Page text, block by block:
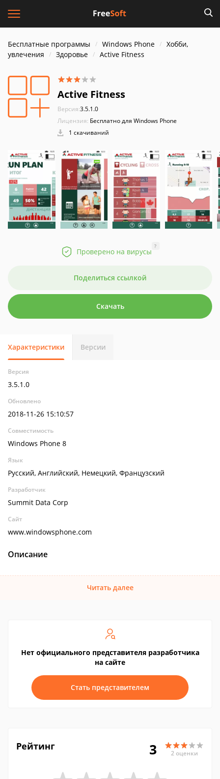
Бесплатные программы Windows Phone
Хобби,
увлечения
Здоровье Active Fitness
Active Fitness
Версия:3.5.1.0
Лицензия: Бесплатно для Windows Phone
1 скачиваний
Проверено на вирусы
?
Поделиться ссылкой
Скачать
Характеристики Версии
Версия
3.5.1.0
Обновлено
2018-11-26 15:10:57
Совместимость
Windows Phone 8
Язык
Русский, Английский, Немецкий, Французский
Разработчик
Summit Data Corp
Сайт
www.windowsphone.com
Описание
Читать далее
Нет официального представителя разработчика
на сайте
Стать представителем
Рейтинг 3 2 оценки